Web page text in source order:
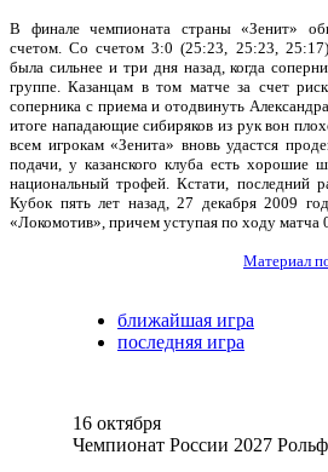
В финале чемпионата страны «Зенит»
счетом. Со счетом 3:0 (25:23, 25:23,
была сильнее и три дня назад, когда
группе. Казанцам в том матче за счет
соперника с приема и отодвинуть
итоге нападающие сибиряков из рук вон
всем игрокам «Зенита» вновь удастся
подачи, у казанского клуба есть хорошие
национальный трофей. Кстати, последний
Кубок пять лет назад, 27 декабря 2009
«Локомотив», причем уступая по ходу матча
Материал
ближайшая игра
последняя игра
16 октября
Чемпионат России 2027